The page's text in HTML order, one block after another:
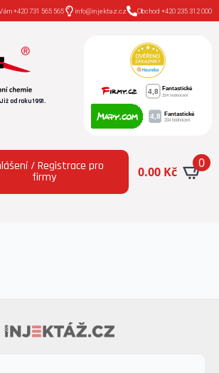
+420 731 565 565 info@injektaz.cz Obchod +420 235 312 000
od roku 1991.
/ Registrace pro
firmy 0.00 Kč
0